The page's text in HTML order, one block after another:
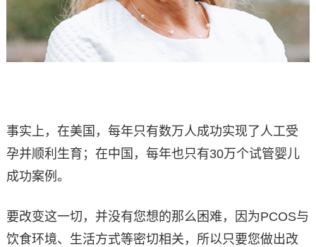
事实上，在美国，每年只有数万人成功实现了人工受
孕并顺利生育；在中国，每年也只有30万个试管婴儿
成功案例。
要改变这一切，并没有您想的那么困难，因为PCOS与
饮食环境、生活方式等密切相关，所以只要您做出改